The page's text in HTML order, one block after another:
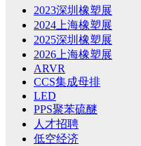
2023深圳橡塑展
2024上海橡塑展
2025深圳橡塑展
2026上海橡塑展
ARVR
CCS集成母排
LED
PPS聚苯硫醚
人才招聘
低空经济